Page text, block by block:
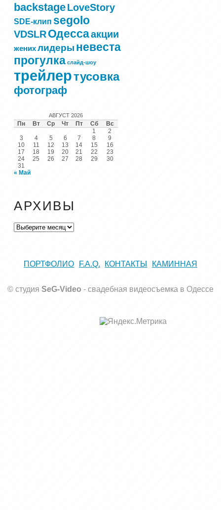
backstageLoveStory
SDE-клип segolo
VDSLRОдессаакции
женихлидеры невеста
прогулка слайд-шоу
трейлертусовка
фотограф
АВГУСТ 2026
Пн Вт Ср Чт Пт Сб
Вс
1
2
3
4 5 6 7 8
9
10
11 12 13 14 15
16
17
18 19 20 21 22
23
24
25 26 27 28 29
30
31
« Май
АРХИВЫ
Архивы
ПОРТФОЛИО F.A.Q. КОНТАКТЫ КАМИННАЯ
© студия SeG-Video - свадебная видеосъемка в Одессе